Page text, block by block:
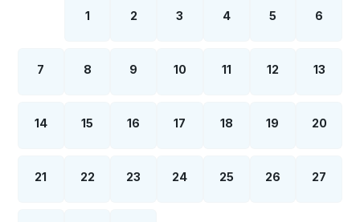
1 2 3 4 5 6
7 8 9 10 11 12 13
14 15 16 17 18 19 20
21 22 23 24 25 26 27